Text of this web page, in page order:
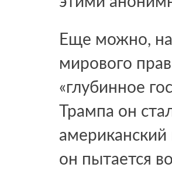
Еще можно,
мирового
«глубинное
Трампа он
американский
он пытается